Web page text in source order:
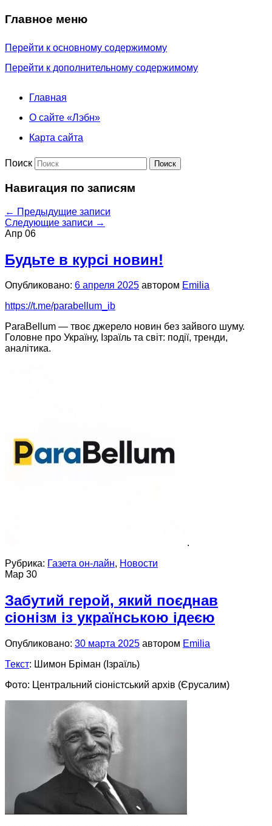
Главное меню
Перейти к основному содержимому
Перейти к дополнительному содержимому
Главная
О сайте «Лэбн»
Карта сайта
Поиск
Навигация по записям
← Предыдущие записи
Следующие записи →
Апр 06
Будьте в курсі новин!
Опубликовано: 6 апреля 2025 автором Emilia
https://t.me/parabellum_ib
ParaBellum — твоє джерело новин без зайвого шуму.
Головне про Україну, Ізраїль та світ: події, тренди,
аналітика.
.
Рубрика: Газета он-лайн, Новости
Мар 30
Забутий герой, який поєднав
сіонізм із українською ідеєю
Опубликовано: 30 марта 2025 автором Emilia
Текст: Шимон Бріман (Ізраїль)
Фото: Центральний сіоністський архів (Єрусалим)